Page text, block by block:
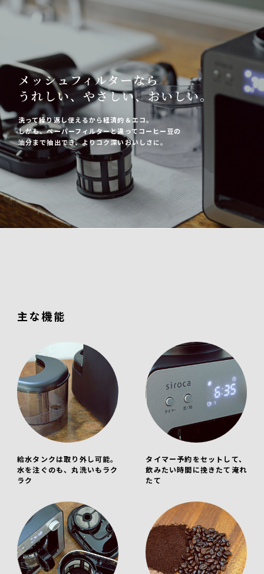
メッシュフィルターなら
うれしい、やさしい、おいしい。
洗って繰り返し使えるから経済的＆エコ。
しかも、ペーパーフィルターと違ってコーヒー豆の
油分まで抽出でき、よりコク深いおいしさに。
主な機能
給水タンクは取り外し可能。
水を注ぐのも、丸洗いもラク
ラク
タイマー予約をセットして、
飲みたい時間に挽きたて淹れ
たて